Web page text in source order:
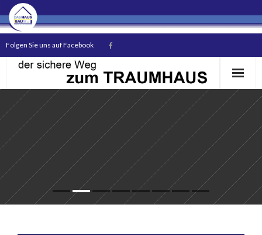
Folgen Sie uns auf Facebook